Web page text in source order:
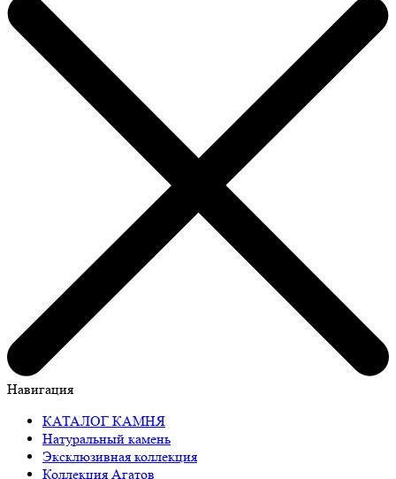
Навигация
КАТАЛОГ КАМНЯ
Натуральный камень
Эксклюзивная коллекция
Коллекция Агатов